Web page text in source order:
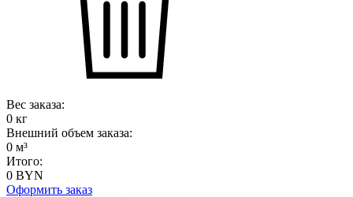
Вес заказа:
0 кг
Внешний объем заказа:
0 м³
Итого:
0 BYN
Оформить заказ